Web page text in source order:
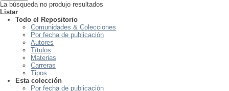
La búsqueda no produjo resultados
Listar
Todo el Repositorio
Comunidades & Colecciones
Por fecha de publicación
Autores
Títulos
Materias
Carreras
Tipos
Esta colección
Por fecha de publicación